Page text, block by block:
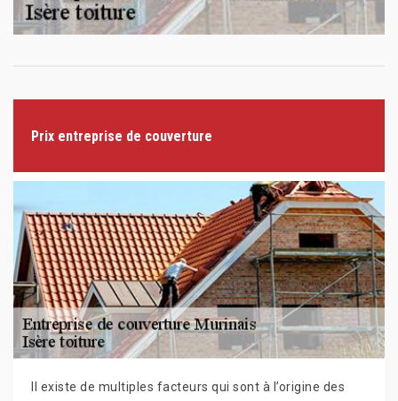
Prix entreprise de couverture
Il existe de multiples facteurs qui sont à l’origine des